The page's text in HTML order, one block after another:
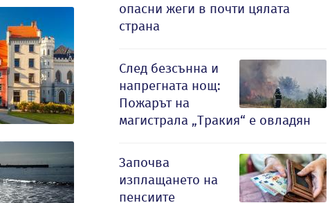
опасни жеги в почти цялата
страна
След безсънна и
напрегната нощ:
Пожарът на
магистрала „Тракия“ е овладян
Започва
изплащането на
пенсиите